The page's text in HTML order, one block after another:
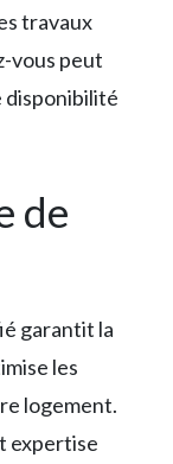
travaux
vous peut
disponibilité
de
garantit la
les
logement.
expertise